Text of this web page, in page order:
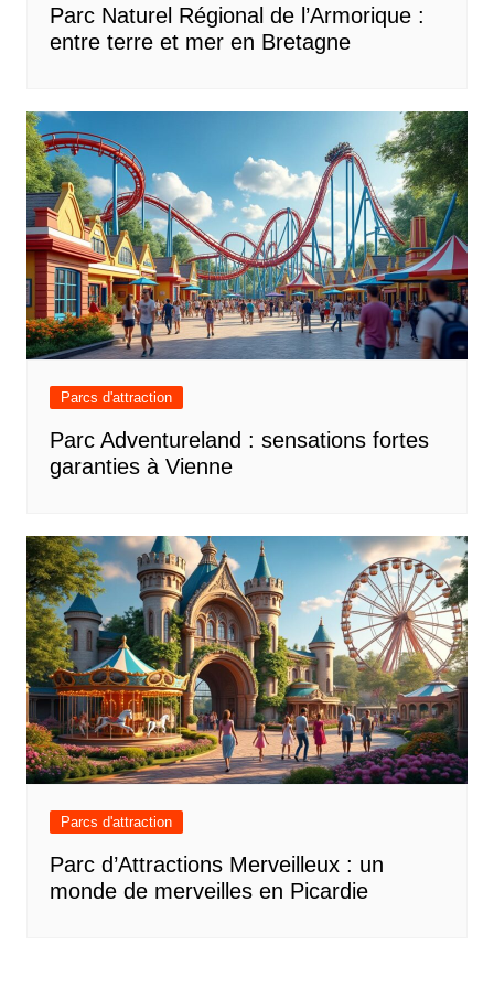
Parc Naturel Régional de l’Armorique :
entre terre et mer en Bretagne
Parcs d'attraction
Parc Adventureland : sensations fortes
garanties à Vienne
Parcs d'attraction
Parc d’Attractions Merveilleux : un
monde de merveilles en Picardie